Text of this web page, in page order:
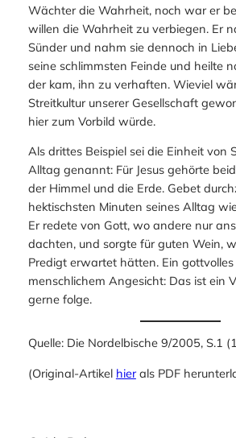
Wächter die Wahrheit, noch war er
willen die Wahrheit zu verbiegen. Er
Sünder und nahm sie dennoch in
seine schlimmsten Feinde und heilte
der kam, ihn zu verhaften. Wieviel
Streitkultur unserer Gesellschaft
hier zum Vorbild würde.
Als drittes Beispiel sei die Einheit von
Alltag genannt: Für Jesus gehörte
der Himmel und die Erde. Gebet
hektischsten Minuten seines Alltag
Er redete von Gott, wo andere nur
dachten, und sorgte für guten Wein,
Predigt erwartet hätten. Ein
menschlichem Angesicht: Das ist ein
gerne folge.
Quelle: Die Nordelbische 9/2005, S.1
(Original-Artikel hierals PDF